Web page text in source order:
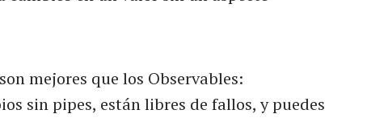
mejores que los Observables:
sin pipes, están libres de fallos, y puedes